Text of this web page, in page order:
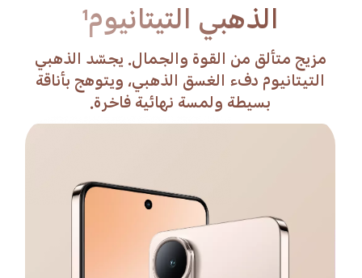
الأسود الشبحي¹
يتميز الأسود الشبحي بدرجات لونية غنية
ومخملية مع لمسة من اللمعان ليحقق التوازن
بين الغموض والرقي.